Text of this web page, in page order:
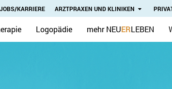
JOBS/KARRIERE ARZTPRAXEN UND KLINIKEN
Logopädie mehr NEUERLEBEN